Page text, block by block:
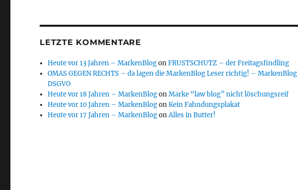
LETZTE KOMMENTARE
Heute vor 13 Jahren – MarkenBlogonFRUSTSCHUTZ – der Freitagsfindling
OMAS GEGEN RECHTS – da lagen die MarkenBlog Leser richtig! – MarkenBlog
DSGVO
Heute vor 18 Jahren – MarkenBlogonMarke “law blog” nicht löschungsreif
Heute vor 10 Jahren – MarkenBlogonKein Fahndungsplakat
Heute vor 17 Jahren – MarkenBlogonAlles in Butter!